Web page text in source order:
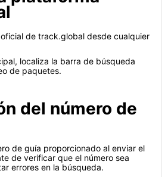
de track.global desde cualquier
localiza la barra de búsqueda
de paquetes.
del número de
de guía proporcionado al enviar el
de verificar que el número sea
errores en la búsqueda.